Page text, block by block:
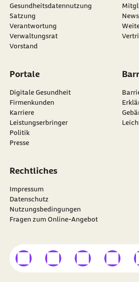
Gesundheitsdatennutzung
Satzung
Verantwortung
Verwaltungsrat
Vorstand
Portale
Digitale Gesundheit
Firmenkunden
Karriere
Leistungserbringer
Politik
Presse
Rechtliches
Impressum
Datenschutz
Nutzungsbedingungen
Fragen zum Online-Angebot
Besuchen Sie dieBARMER auf
externer Linkexterner Linkexterner Linkexterner